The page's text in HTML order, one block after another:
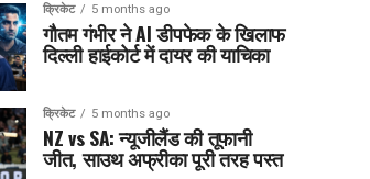
क्रिकेट 5 months ago
गौतम गंभीर ने AI डीपफेक के खिलाफ
दिल्ली हाईकोर्ट में दायर की याचिका
क्रिकेट 5 months ago
NZ vs SA: न्यूजीलैंड की तूफानी
जीत, साउथ अफ्रीका पूरी तरह पस्त